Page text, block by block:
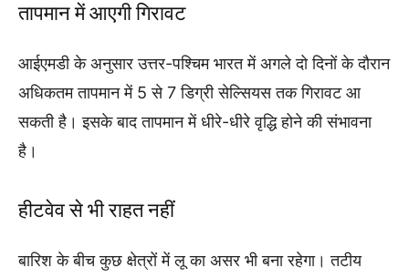
तापमान में आएगी गिरावट
आईएमडी के अनुसार उत्तर-पश्चिम भारत में अगले दो दिनों के दौरान
अधिकतम तापमान में 5 से 7 डिग्री सेल्सियस तक गिरावट आ
सकती है। इसके बाद तापमान में धीरे-धीरे वृद्धि होने की संभावना
है।
हीटवेव से भी राहत नहीं
बारिश के बीच कुछ क्षेत्रों में लू का असर भी बना रहेगा। तटीय